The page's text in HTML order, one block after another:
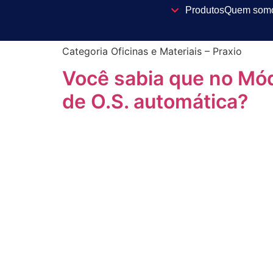
ProdutosQuem
Categoria
Categoria Oficinas e Materiais – Praxio
Você sabia que no
de O.S. automática?